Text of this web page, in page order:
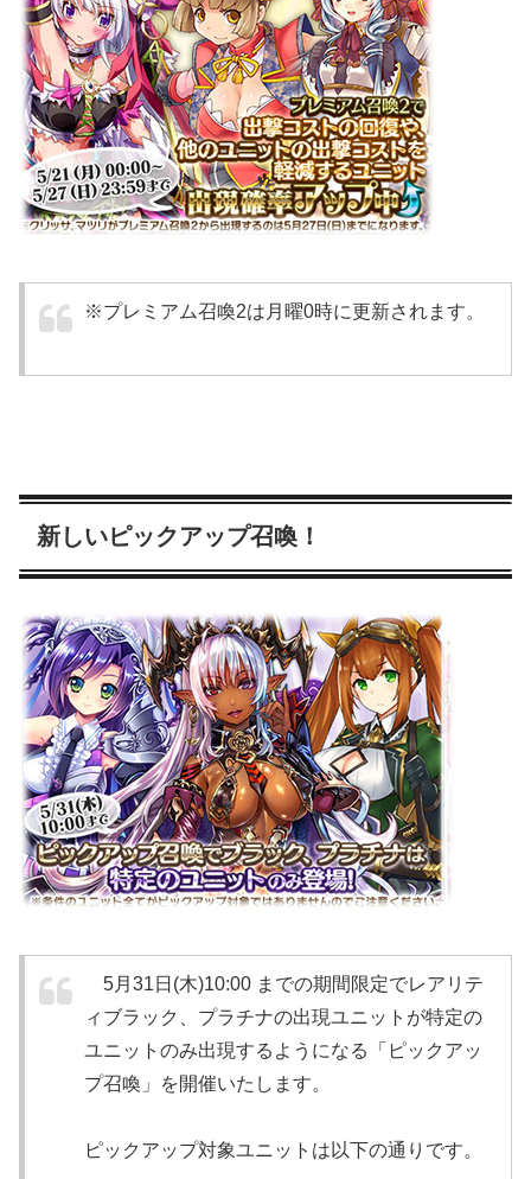
※プレミアム召喚2は月曜0時に更新されます。
新しいピックアップ召喚！
5月31日(木)10:00 までの期間限定でレアリテ
ィブラック、プラチナの出現ユニットが特定の
ユニットのみ出現するようになる「ピックアッ
プ召喚」を開催いたします。
ピックアップ対象ユニットは以下の通りです。